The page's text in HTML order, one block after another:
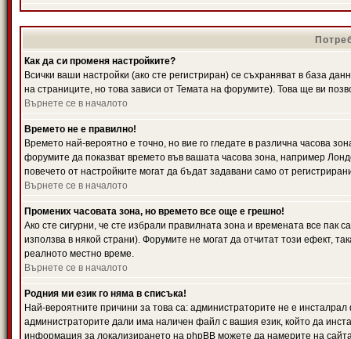
Как да си променя настройките?
Всички ваши настройки (ако сте регистриран) се съхраняват в база
на страниците, но това зависи от Темата на форумите). Това ще ви
Върнете се в началото
Времето не е правилно!
Времето най-вероятно е точно, но вие го гледате в различна часова
форумите да показват времето във вашата часова зона, например
повечето от настройките могат да бъдат задавани само от
Върнете се в началото
Промених часовата зона, но времето все още е грешно!
Ако сте сигурни, че сте избрали правилната зона и времената все
използва в някой страни). Форумите не могат да отчитат този ефект,
реалното местно време.
Върнете се в началото
Родния ми език го няма в списъка!
Най-вероятните причини за това са: администраторите не е
администраторите дали има наличен файл с вашия език, който да
информация за локализирането на phpBB можете да намерите на